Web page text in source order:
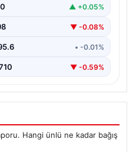
merak ediliyor. Ankara
CHP'ye mutlak butlan
▲ +0.05%
▼ -0.08%
• -0.01%
▼ -0.59%
Hangi ünlü ne kadar bağış